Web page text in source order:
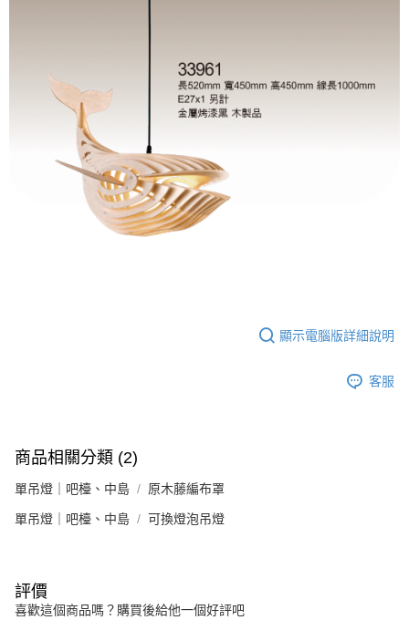
時審查核予不同之上限額度；若仍有額度不足之情形，本公司將視審查結果
請求用戶進行身份認證。
５．嚴禁一人註冊多個帳號或使用他人資訊註冊。若發現惡意使用之情形，
恩沛科技股份有限公司將有權停止該用戶之使用額度並採取法律行動。
顯示電腦版詳細說明
客服
商品相關分類 (2)
單吊燈｜吧檯、中島 原木藤編布罩
單吊燈｜吧檯、中島 可換燈泡吊燈
評價
喜歡這個商品嗎？購買後給他一個好評吧